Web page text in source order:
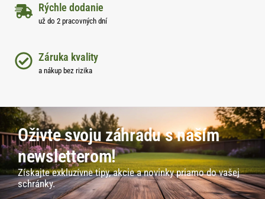
Rýchle dodanie
už do 2 pracovných dní
Záruka kvality
a nákup bez rizika
Oživte svoju záhradu s naším
newsletterom!
Získajte exkluzívne tipy, akcie a novinky priamo do vašej
schránky.